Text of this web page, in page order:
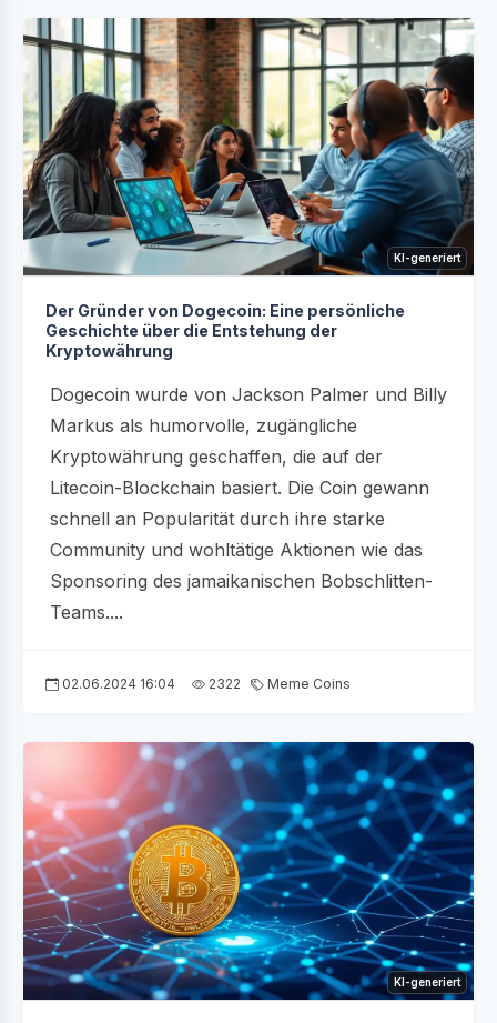
KI-generiert
Der Gründer von Dogecoin: Eine persönliche
Geschichte über die Entstehung der
Kryptowährung
Dogecoin wurde von Jackson Palmer und Billy
Markus als humorvolle, zugängliche
Kryptowährung geschaffen, die auf der
Litecoin-Blockchain basiert. Die Coin gewann
schnell an Popularität durch ihre starke
Community und wohltätige Aktionen wie das
Sponsoring des jamaikanischen Bobschlitten-
Teams....
02.06.2024 16:04 2322 Meme Coins
KI-generiert